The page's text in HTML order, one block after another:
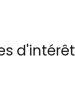
d'intérêt